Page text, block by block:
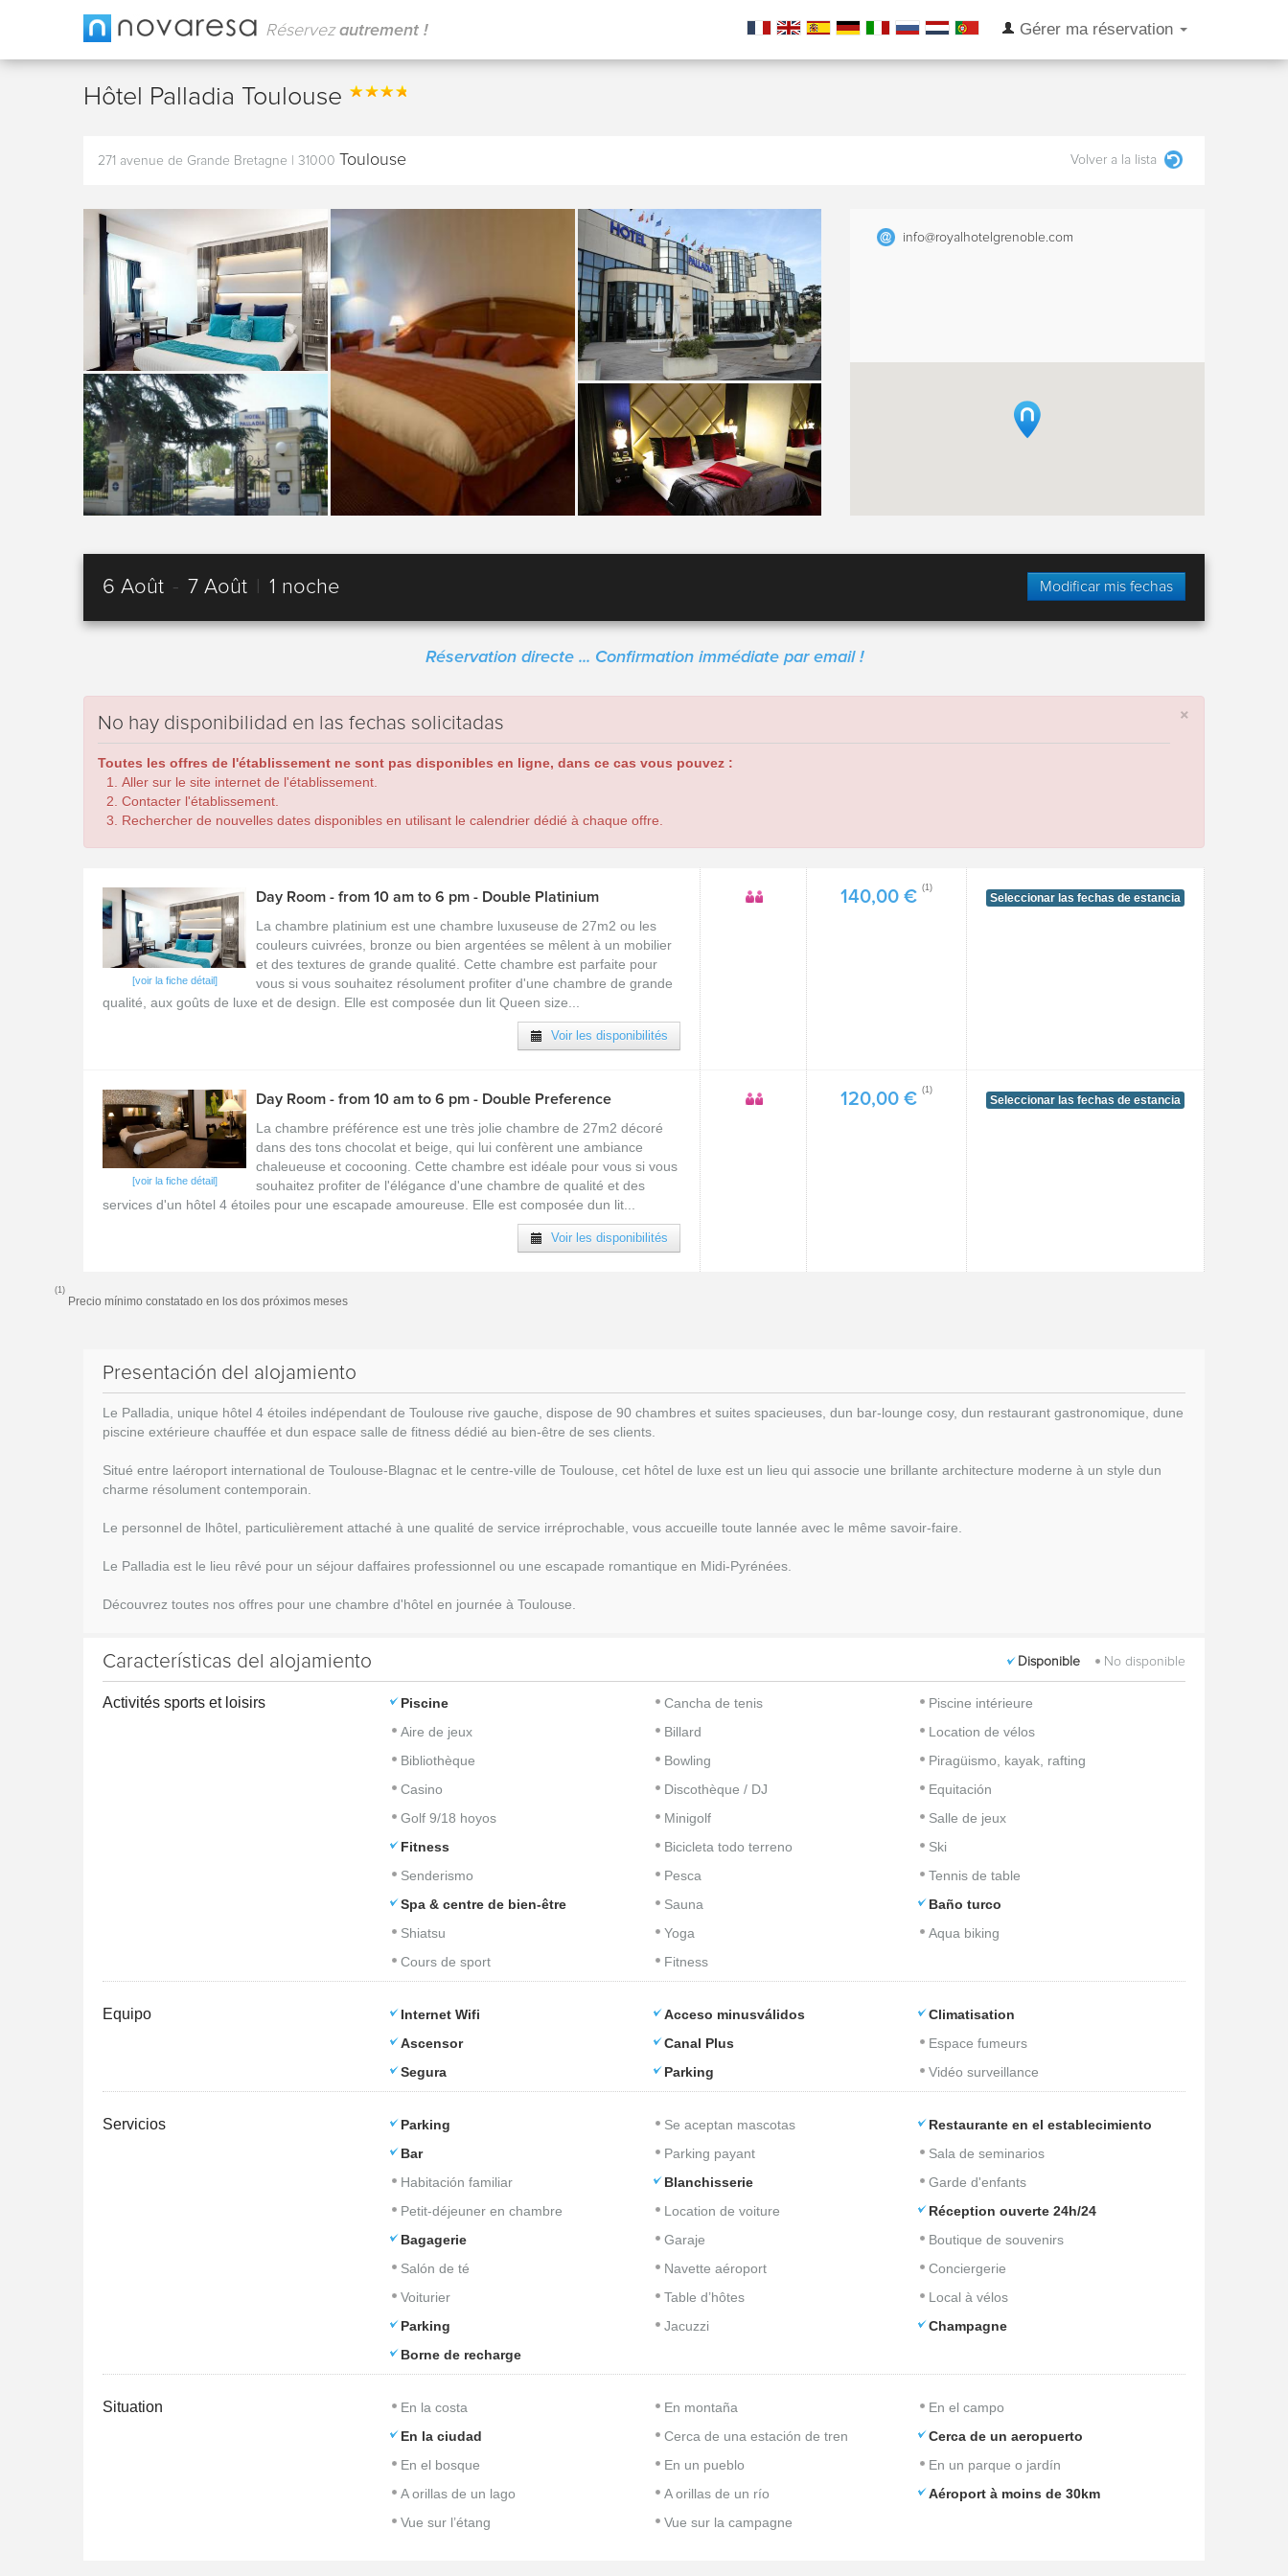
Réservezautrement ! Gérer ma réservation
Hôtel Palladia Toulouse
271 avenue de Grande Bretagne 31000 Toulouse Volver a la lista
info@royalhotelgrenoble.com
6 Août - 7 Août 1 noche Modificar mis fechas
Réservation directe ... Confirmation immédiate par email !
×
No hay disponibilidad en las fechas solicitadas
Toutes les offres de l'établissement ne sont pas disponibles en ligne, dans ce cas vous pouvez :
Aller sur le site internet de l'établissement.
Contacter l'établissement.
Rechercher de nouvelles dates disponibles en utilisant le calendrier dédié à chaque offre.
[voir la fiche détail]
Day Room - from 10 am to 6 pm - Double Platinium
La chambre platinium est une chambre luxuseuse de 27m2 ou les
couleurs cuivrées, bronze ou bien argentées se mêlent à un mobilier
et des textures de grande qualité. Cette chambre est parfaite pour
vous si vous souhaitez résolument profiter d'une chambre de grande
qualité, aux goûts de luxe et de design. Elle est composée dun lit Queen size...
Voir les disponibilités
140,00 €
(1)
Seleccionar las fechas de estancia
[voir la fiche détail]
Day Room - from 10 am to 6 pm - Double Preference
La chambre préférence est une très jolie chambre de 27m2 décoré
dans des tons chocolat et beige, qui lui confèrent une ambiance
chaleueuse et cocooning. Cette chambre est idéale pour vous si vous
souhaitez profiter de l'élégance d'une chambre de qualité et des
services d'un hôtel 4 étoiles pour une escapade amoureuse. Elle est composée dun lit...
Voir les disponibilités
120,00 €
(1)
Seleccionar las fechas de estancia
(1)
Precio mínimo constatado en los dos próximos meses
Presentación del alojamiento
Le Palladia, unique hôtel 4 étoiles indépendant de Toulouse rive gauche, dispose de 90 chambres et suites spacieuses, dun bar-lounge cosy, dun restaurant gastronomique, dune
piscine extérieure chauffée et dun espace salle de fitness dédié au bien-être de ses clients.
Situé entre laéroport international de Toulouse-Blagnac et le centre-ville de Toulouse, cet hôtel de luxe est un lieu qui associe une brillante architecture moderne à un style dun
charme résolument contemporain.
Le personnel de lhôtel, particulièrement attaché à une qualité de service irréprochable, vous accueille toute lannée avec le même savoir-faire.
Le Palladia est le lieu rêvé pour un séjour daffaires professionnel ou une escapade romantique en Midi-Pyrénées.
Découvrez toutes nos offres pour une chambre d'hôtel en journée à Toulouse
Características del alojamiento Disponible No disponible
Activités sports et loisirs Piscine Cancha de tenis
Piscine intérieure
Aire de jeux
Billard
Location de vélos
Bibliothèque
Bowling
Piragüismo, kayak, rafting
Casino
Discothèque / DJ
Equitación
Golf 9/18 hoyos
Minigolf
Salle de jeux
Fitness
Bicicleta todo terreno
Ski
Senderismo
Pesca
Tennis de table
Spa & centre de bien-être
Sauna
Baño turco
Shiatsu
Yoga
Aqua biking
Cours de sport
Fitness
Equipo Internet Wifi Acceso minusválidos
Climatisation
Ascensor
Canal Plus
Espace fumeurs
Segura
Parking Vidéo surveillance
Servicios Parking Se aceptan mascotas
Restaurante en el establecimiento
Bar
Parking payant
Sala de seminarios
Habitación familiar
Blanchisserie
Garde d'enfants
Petit-déjeuner en chambre
Location de voiture
Réception ouverte 24h/24
Bagagerie
Garaje
Boutique de souvenirs
Salón de té
Navette aéroport
Conciergerie
Voiturier
Table d’hôtes
Local à vélos
Parking
Jacuzzi
Champagne
Borne de recharge
Situation En la costa En montaña
En el campo
En la ciudad
Cerca de una estación de tren
Cerca de un aeropuerto
En el bosque
En un pueblo
En un parque o jardín
A orillas de un lago
A orillas de un río
Aéroport à moins de 30km
Vue sur l’étang
Vue sur la campagne